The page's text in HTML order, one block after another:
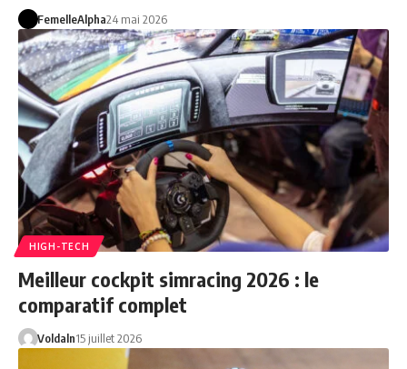
FemelleAlpha24 mai 2026
HIGH-TECH
Meilleur cockpit simracing 2026 : le
comparatif complet
Voldaln15 juillet 2026